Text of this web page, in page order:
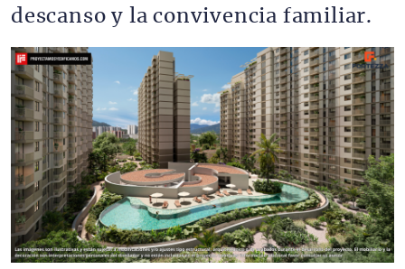
descanso y la convivencia familiar.
Imagen